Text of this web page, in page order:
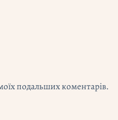
подальших коментарів.